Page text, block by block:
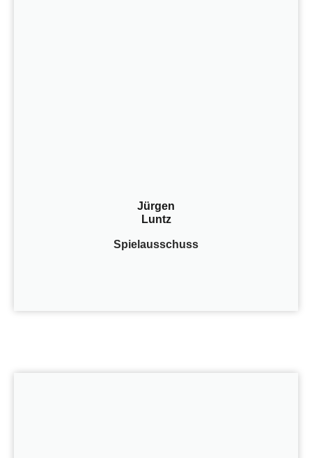
Jürgen
Luntz
Spielausschuss